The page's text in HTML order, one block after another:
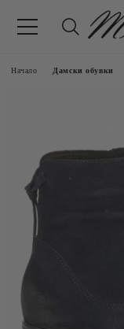
Начало Дамски обувки